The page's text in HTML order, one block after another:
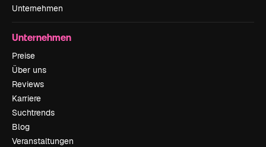
Unternehmen
Unternehmen
Preise
Über uns
Reviews
Karriere
Suchtrends
Blog
Veranstaltungen